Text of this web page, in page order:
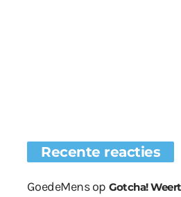
Recente reacties
GoedeMensop Gotcha!